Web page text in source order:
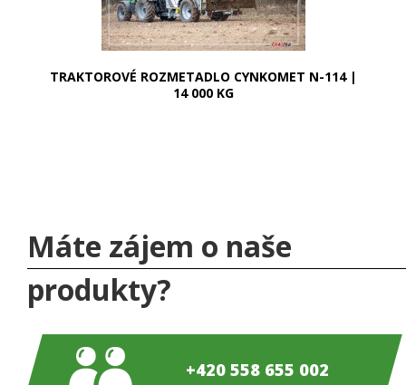
TRAKTOROVÉ ROZMETADLO CYNKOMET N-114 |
14 000 KG
Máte zájem o naše
produkty?
+420 558 655 002